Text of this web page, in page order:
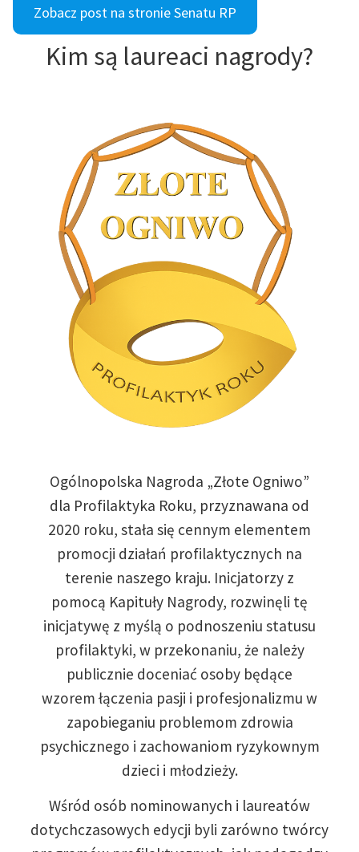
Zobacz post na stronie Senatu RP
Kim są laureaci nagrody?
Ogólnopolska Nagroda „Złote Ogniwo”
dla Profilaktyka Roku, przyznawana od
2020 roku, stała się cennym elementem
promocji działań profilaktycznych na
terenie naszego kraju. Inicjatorzy z
pomocą Kapituły Nagrody, rozwinęli tę
inicjatywę z myślą o podnoszeniu statusu
profilaktyki, w przekonaniu, że należy
publicznie doceniać osoby będące
wzorem łączenia pasji i profesjonalizmu w
zapobieganiu problemom zdrowia
psychicznego i zachowaniom ryzykownym
dzieci i młodzieży.
Wśród osób nominowanych i laureatów
dotychczasowych edycji byli zarówno twórcy